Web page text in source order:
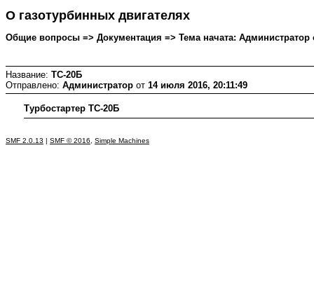
О газотурбинных двигателях
Общие вопросы => Документация => Тема начата: Администратор
Название: ТС-20Б
Отправлено: Администратор от 14 июля 2016, 20:11:49
Турбостартер ТС-20Б
SMF 2.0.13 | SMF © 2016 Simple Machines